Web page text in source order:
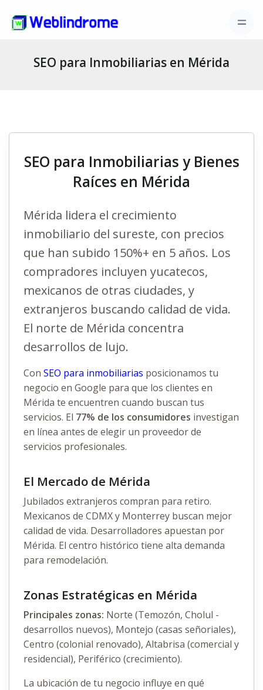
SEO para Inmobiliarias en Mérida
SEO para Inmobiliarias y Bienes
Raíces en Mérida
Mérida lidera el crecimiento
inmobiliario del sureste, con precios
que han subido 150%+ en 5 años. Los
compradores incluyen yucatecos,
mexicanos de otras ciudades, y
extranjeros buscando calidad de vida.
El norte de Mérida concentra
desarrollos de lujo.
Con SEO para inmobiliarias posicionamos tu
negocio en Google para que los clientes en
Mérida te encuentren cuando buscan tus
servicios. El 77% de los consumidores investigan
en línea antes de elegir un proveedor de
servicios profesionales.
El Mercado de Mérida
Jubilados extranjeros compran para retiro.
Mexicanos de CDMX y Monterrey buscan mejor
calidad de vida. Desarrolladores apuestan por
Mérida. El centro histórico tiene alta demanda
para remodelación.
Zonas Estratégicas en Mérida
Principales zonas: Norte (Temozón, Cholul -
desarrollos nuevos), Montejo (casas señoriales),
Centro (colonial renovado), Altabrisa (comercial y
residencial), Periférico (crecimiento).
La ubicación de tu negocio influye en qué